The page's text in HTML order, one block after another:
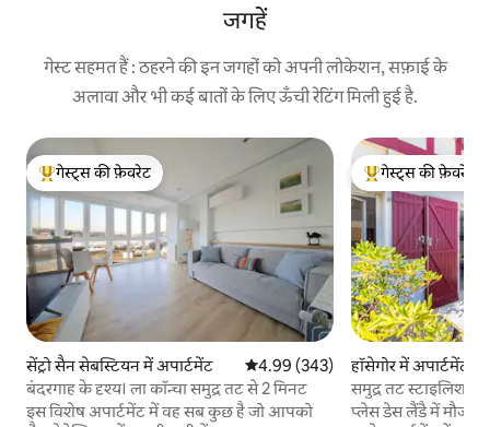
जगहें
गेस्ट सहमत हैं : ठहरने की इन जगहों को अपनी लोकेशन, सफ़ाई के
अलावा और भी कई बातों के लिए ऊँची रेटिंग मिली हुई है.
गेस्ट्स का टॉप फ़ेवरेट
गेस्ट्स की फ़ेवरेट
सेंट्रो सैन सेबस्टियन में अपार्टमेंट औसत रेटिंग 5 में से 4.99, 343 समीक्षाएँ
4.99 (343)
बंदरगाह के दृश्य। ला कॉन्चा समुद्र तट से 2 मिनट
इस विशेष अपार्टमेंट में वह सब कुछ है जो आपको
गेस्ट्स का टॉप फ़ेवरेट
गेस्ट्स की फ़ेवरेट
हॉसेगोर में अपार्टमेंट
समुद्र तट स्टाइलिश
छत
प्लेस डेस लैंडै में मौजूद